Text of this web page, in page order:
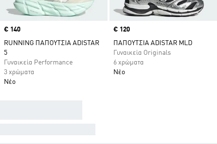
Price
€ 140
RUNNING ΠΑΠΟΥΤΣΙΑ ADISTAR
5
Γυναικεία Performance
3 χρώματα
Νέο
Price
€ 120
ΠΑΠΟΥΤΣΙΑ ADISTAR MLD
Γυναικεία Originals
6 χρώματα
Νέο